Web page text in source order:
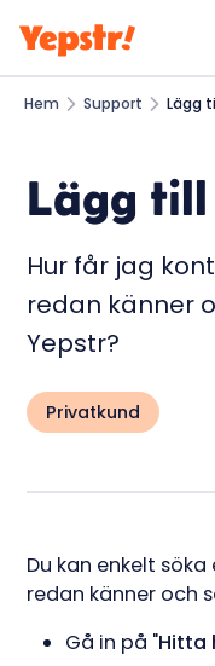
Hem Support Lägg
Lägg
Hur får jag
redan känner
Yepstr?
Privatkund
Du kan enkelt
redan känner och
Gå in på "Hitta